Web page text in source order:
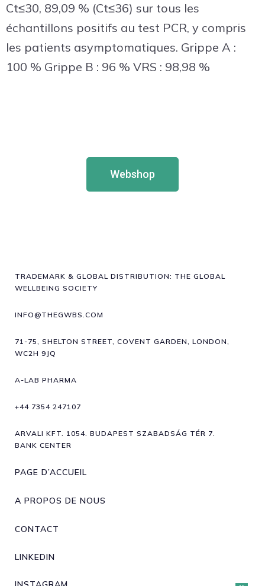
Ct≤30, 89,09 % (Ct≤36) sur tous les
échantillons positifs au test PCR, y compris
les patients asymptomatiques. Grippe A :
100 % Grippe B : 96 % VRS : 98,98 %
Webshop
TRADEMARK & GLOBAL DISTRIBUTION: THE GLOBAL
WELLBEING SOCIETY
INFO@THEGWBS.COM
71-75, SHELTON STREET, COVENT GARDEN, LONDON,
WC2H 9JQ
A-LAB PHARMA
+44 7354 247107
ARVALI KFT. 1054. BUDAPEST SZABADSÁG TÉR 7.
BANK CENTER
PAGE D’ACCUEIL
A PROPOS DE NOUS
CONTACT
LINKEDIN